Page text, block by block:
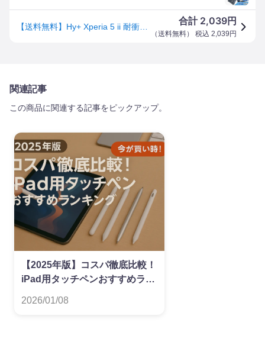
合計 2,039円
（送料無料） 税込 2,039 円
関連記事
この商品に関連する記事をピックアップ。
【2025年版】コスパ徹底比較！
iPad用タッチペンおすすめラン
2026/01/08